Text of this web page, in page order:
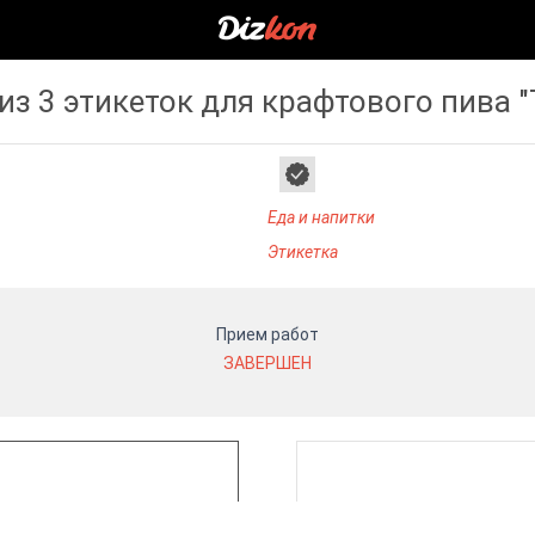
3 этикеток для крафтового пива
Еда и напитки
Этикетка
Прием работ
ЗАВЕРШЕН